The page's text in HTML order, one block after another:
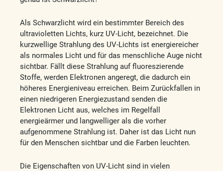
Als Schwarzlicht wird ein bestimmter Bereich des
ultravioletten Lichts, kurz UV-Licht, bezeichnet. Die
kurzwellige Strahlung des UV-Lichts ist energiereicher
als normales Licht und für das menschliche Auge nicht
sichtbar. Fällt diese Strahlung auf fluoreszierende
Stoffe, werden Elektronen angeregt, die dadurch ein
höheres Energieniveau erreichen. Beim Zurückfallen in
einen niedrigeren Energiezustand senden die
Elektronen Licht aus, welches im Regelfall
energieärmer und langwelliger als die vorher
aufgenommene Strahlung ist. Daher ist das Licht nun
für den Menschen sichtbar und die Farben leuchten.
Die Eigenschaften von UV-Licht sind in vielen